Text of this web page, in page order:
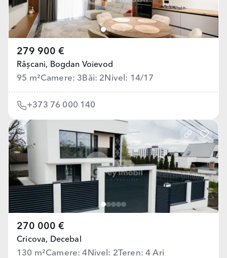
279 900 €
Râșcani, Bogdan Voievod
95 m²Camere: 3 Băi: 2 Nivel: 14/17
+373 76 000 140
270 000 €
Cricova, Decebal
130 m²Camere: 4 Nivel: 2Teren: 4 Ari